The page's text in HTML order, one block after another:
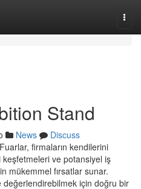
Stand
News
Discuss
firmaların kendilerini
keşfetmeleri ve potansiyel iş
mükemmel fırsatlar sunar.
değerlendirebilmek için doğru bir